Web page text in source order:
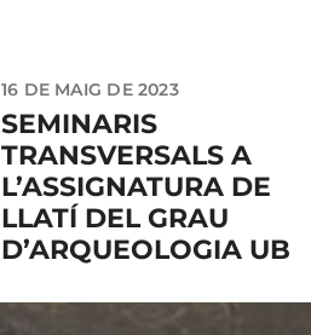
16 DE MAIG DE 2023
SEMINARIS
TRANSVERSALS A
L’ASSIGNATURA DE
LLATÍ DEL GRAU
D’ARQUEOLOGIA UB